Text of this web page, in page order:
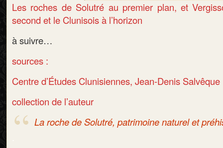
Les roches de Solutré au premier plan, et
second et le Clunisois à l’horizon
à suivre…
sources :
Centre d’Études Clunisiennes, Jean-Denis Salvêque
collection de l’auteur
La roche de Solutré, patrimoine naturel et